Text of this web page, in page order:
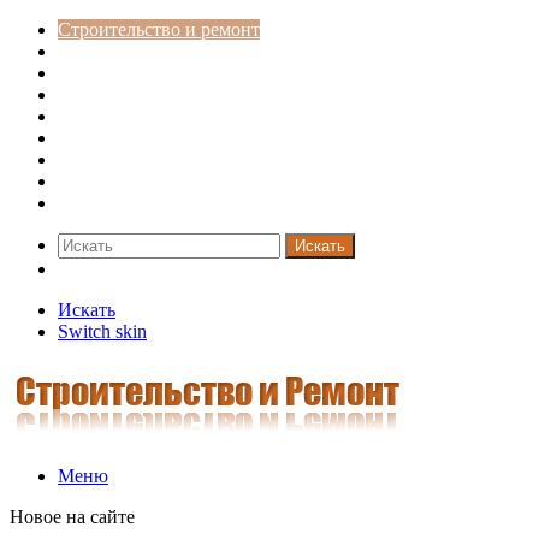
Строительство и ремонт
Искать
Искать
Switch skin
Меню
Новое на сайте